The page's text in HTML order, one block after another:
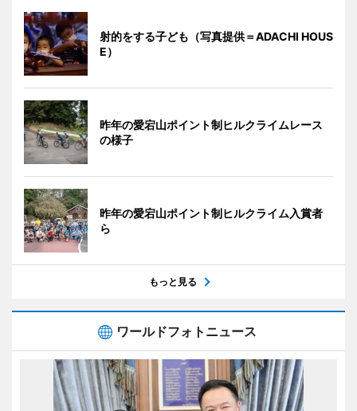
射的をする子ども（写真提供＝ADACHI HOUS
E）
昨年の愛宕山ポイント制ヒルクライムレース
の様子
昨年の愛宕山ポイント制ヒルクライム入賞者
ら
もっと見る
ワールドフォトニュース